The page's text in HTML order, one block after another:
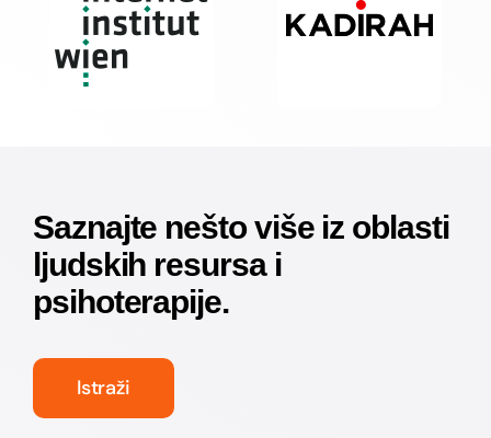
Saznajte nešto više iz oblasti
ljudskih resursa i
psihoterapije.
Istraži